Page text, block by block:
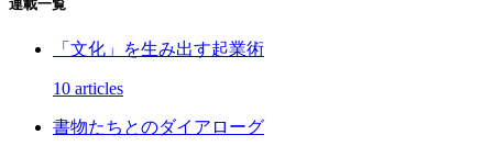
連載一覧
「文化」を生み出す起業術
10 articles
書物たちとのダイアローグ